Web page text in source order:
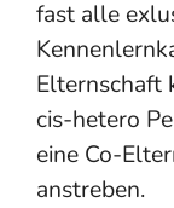
fast alle
Elternschaft
cis-hetero
eine Co-
anstreben.